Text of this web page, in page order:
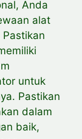
Anda
alat
untuk
Pastikan
dalam
baik,